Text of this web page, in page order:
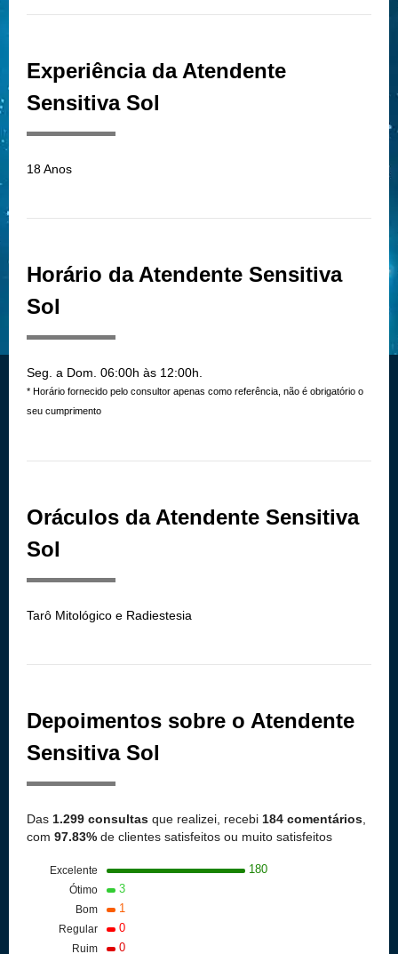
Experiência da Atendente
Sensitiva Sol
18 Anos
Horário da Atendente Sensitiva
Sol
Seg. a Dom. 06:00h às 12:00h.
* Horário fornecido pelo consultor apenas como referência, não é obrigatório o
seu cumprimento
Oráculos da Atendente Sensitiva
Sol
Tarô Mitológico e Radiestesia
Depoimentos sobre o Atendente
Sensitiva Sol
Das 1.299 consultas que realizei, recebi 184 comentários
com 97.83% de clientes satisfeitos ou muito satisfeitos
Excelente 180
Ótimo 3
Bom 1
Regular 0
Ruim 0